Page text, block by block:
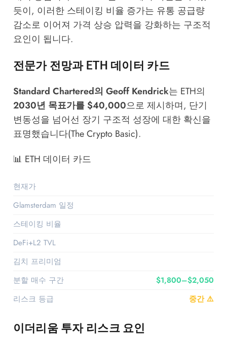
듯이, 이러한 스테이킹 비율 증가는 유통 공급량
감소로 이어져 가격 상승 압력을 강화하는 구조적
요인이 됩니다.
전문가 전망과 ETH 데이터 카드
Standard Chartered의 Geoff Kendrick는 ETH의
2030년 목표가를 $40,000으로 제시하며, 단기
변동성을 넘어선 장기 구조적 성장에 대한 확신을
표명했습니다(The Crypto Basic).
📊 ETH 데이터 카드
현재가
Glamsterdam 일정
스테이킹 비율
DeFi+L2 TVL
김치 프리미엄
분할 매수 구간
$1,800–$2,050
리스크 등급
중간 ⚠️
이더리움 투자 리스크 요인